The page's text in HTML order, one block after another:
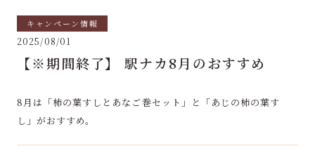
キャンペーン情報
2025/08/01
【※期間終了】 駅ナカ8月のおすすめ
8月は「柿の葉すしとあなご巻セット」と「あじの柿の葉す
し」がおすすめ。